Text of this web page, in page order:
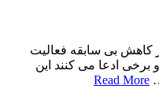
کاهش بی سابقه فعالیت
ادعا می کنند این
Read More